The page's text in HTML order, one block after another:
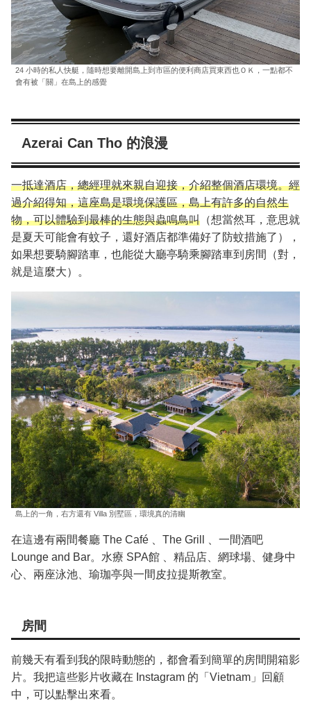
24 小時的私人快艇，隨時想要離開島上到市區的便利商店買東西也ＯＫ，一點都不
會有被「關」在島上的感覺
Azerai Can Tho 的浪漫
一抵達酒店，總經理就來親自迎接，介紹整個酒店環境。經
過介紹得知，這座島是環境保護區，島上有許多的自然生
物，可以體驗到最棒的生態與蟲鳴鳥叫 （想當然耳，意思就
是夏天可能會有蚊子，還好酒店都準備好了防蚊措施了），
如果想要騎腳踏車，也能從大廳亭騎乘腳踏車到房間（對，
就是這麼大）。
島上的一角，右方還有 Villa 別墅區，環境真的清幽
在這邊有兩間餐廳 The Café 、The Grill 、一間酒吧
Lounge and Bar。水療 SPA館 、精品店、網球場、健身中
心、兩座泳池、瑜珈亭與一間皮拉提斯教室。
房間
前幾天有看到我的限時動態的，都會看到簡單的房間開箱影
片。我把這些影片收藏在 Instagram 的「Vietnam」回顧
中，可以點擊出來看。